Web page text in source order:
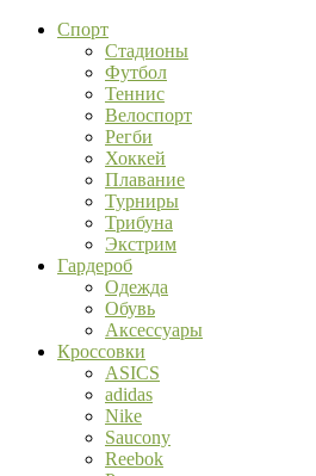
Спорт
Стадионы
Футбол
Теннис
Велоспорт
Регби
Хоккей
Плавание
Турниры
Трибуна
Экстрим
Гардероб
Одежда
Обувь
Аксессуары
Кроссовки
ASICS
adidas
Nike
Saucony
Reebok